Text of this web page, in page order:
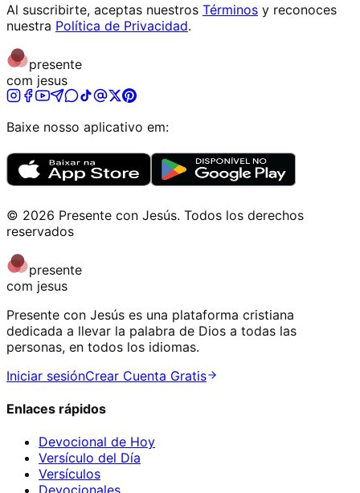
Al suscribirte, aceptas nuestros Términos y reconoces
nuestra Política de Privacidad.
presente
com jesus
Baixe nosso aplicativo em:
© 2026 Presente con Jesús. Todos los derechos
reservados
presente
com jesus
Presente con Jesús es una plataforma cristiana
dedicada a llevar la palabra de Dios a todas las
personas, en todos los idiomas.
Iniciar sesiónCrear Cuenta Gratis
Enlaces rápidos
Devocional de Hoy
Versículo del Día
Versículos